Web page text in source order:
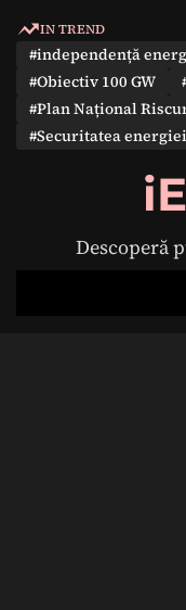
IN TREND
#independență
#Obiectiv 100 GW
#Plan Național
#Securitatea energiei
Descoperă